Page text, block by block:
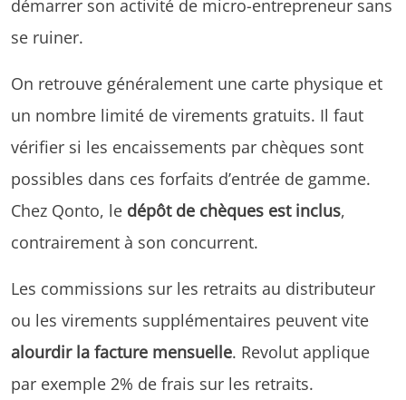
démarrer son activité de micro-entrepreneur sans
se ruiner.
On retrouve généralement une carte physique et
un nombre limité de virements gratuits. Il faut
vérifier si les encaissements par chèques sont
possibles dans ces forfaits d’entrée de gamme.
Chez Qonto, le dépôt de chèques est inclus,
contrairement à son concurrent.
Les commissions sur les retraits au distributeur
ou les virements supplémentaires peuvent vite
alourdir la facture mensuelle. Revolut applique
par exemple 2% de frais sur les retraits.